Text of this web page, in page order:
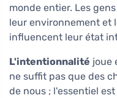
monde entier. Les
leur environnement et
influencent leur état
L'intentionnalité joue
ne suffit pas que des
de nous ; l'essentiel